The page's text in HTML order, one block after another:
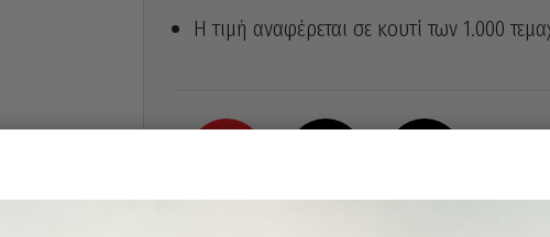
through
Η τιμή αναφέρεται σε κουτί των 1.000